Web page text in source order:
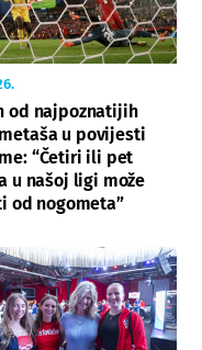
od najpoznatijih
u povijesti
“Četiri ili pet
u našoj ligi može
od nogometa”